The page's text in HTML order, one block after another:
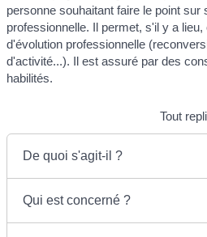
personne souhaitant faire le point sur
professionnelle. Il permet, s'il y a lieu,
d'évolution professionnelle
d'activité...). Il est assuré par des
habilités.
Tout
De quoi s'agit-il ?
Qui est concerné ?